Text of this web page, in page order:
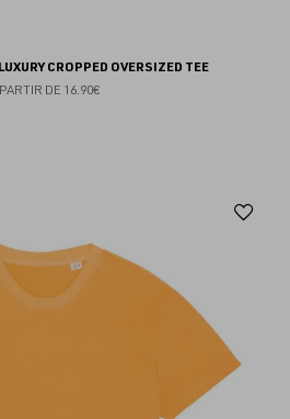
CROPPED OVERSIZED TEE
DE 16.90€